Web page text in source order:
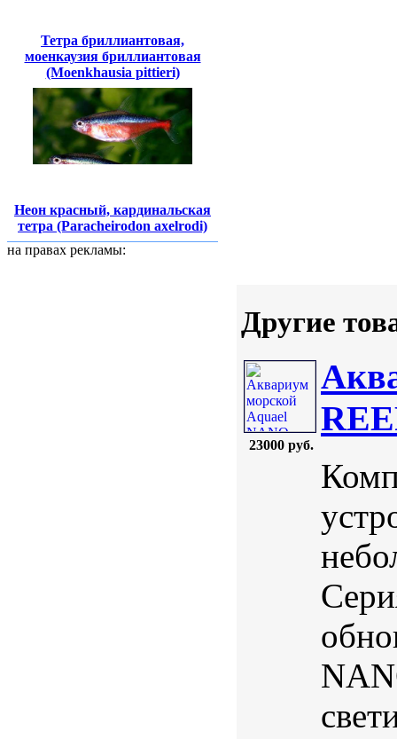
Тетра бриллиантовая,
моенкаузия бриллиантовая
(Moenkhausia pittieri)
Неон красный, кардинальская
тетра (Paracheirodon axelrodi)
на правах рекламы:
Другие
23000 руб.